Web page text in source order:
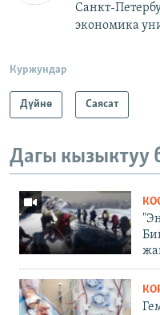
Санкт-
экономика
Куржундар
Дүйнө Саясат
Дагы кызыктуу